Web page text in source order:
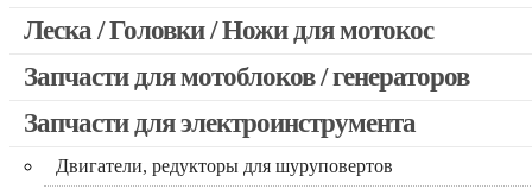
Запчасти для Китайских триммеров
Запчасти для мотокос Stihl / Husqvarna / Oleo-mac / Echo и
Леска / Головки / Ножи для мотокос
Запчасти для мотоблоков / генераторов
Запчасти для электроинструмента
Двигатели, редукторы для шуруповертов